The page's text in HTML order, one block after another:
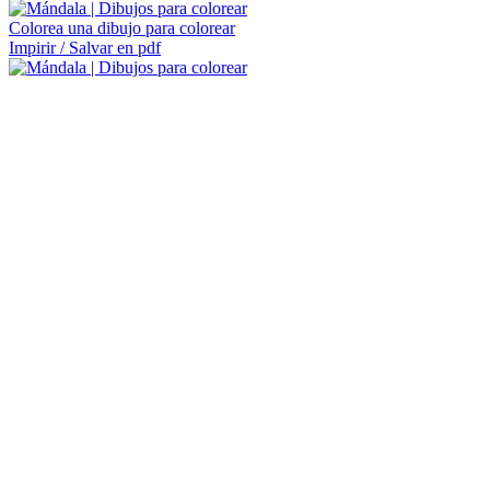
Colorea una dibujo para colorear
Impirir / Salvar en pdf